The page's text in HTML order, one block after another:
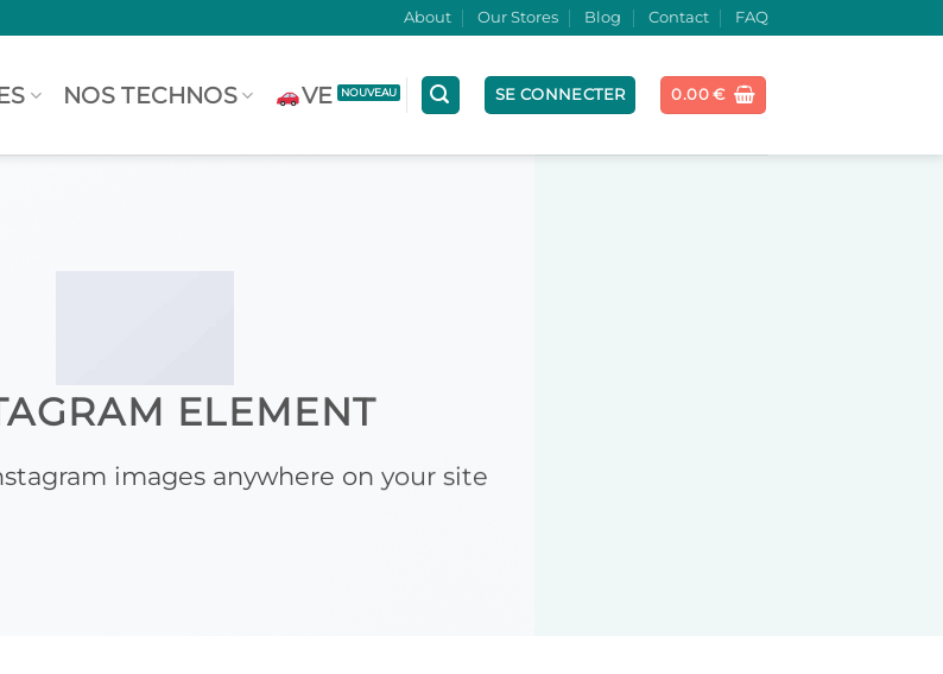
About Our Stores Blog Contact FAQ
NOS TECHNOS VE SE CONNECTER 0.00€
ELEMENT
images anywhere on your site